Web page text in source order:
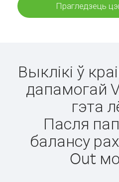
Прагледзець
Выклікі ў
дапамогай
гэта
Пасля
балансу
Out